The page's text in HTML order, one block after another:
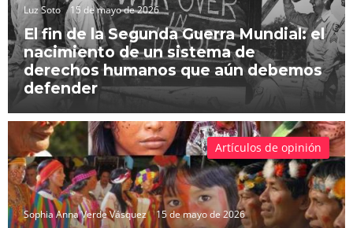
Luz Soto 15 de mayo de 2026
El fin de la Segunda Guerra Mundial: el
nacimiento de un sistema de
derechos humanos que aún debemos
defender
Sophia Anna Verde Vásquez 15 de mayo de 2026
Artículos de opinión